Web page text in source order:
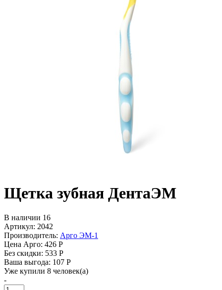
Щетка зубная ДентаЭМ
В наличии 16
Артикул: 2042
Производитель: Арго ЭМ-1
Цена Арго: 426 Р
Без скидки: 533 Р
Ваша выгода: 107 Р
Уже купили 8 человек(а)
-